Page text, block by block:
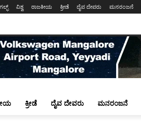
ಗಲ್ಫ್ ವಿಶ್ವ ರಾಜಕೀಯ ಕ್ರೀಡೆ ದೈವ ದೇವರು ಮನರಂಜನೆ
ಕ್ರೀಡೆ ದೈವ ದೇವರು ಮನರಂಜನೆ